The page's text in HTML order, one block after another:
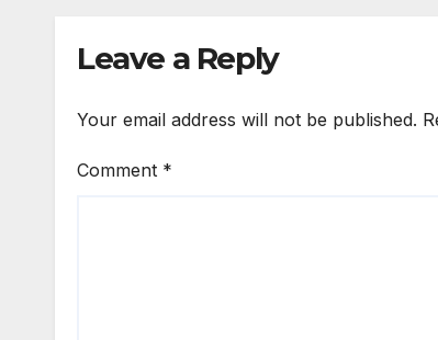
Leave a Reply
Your email address will not be published.
Comment *